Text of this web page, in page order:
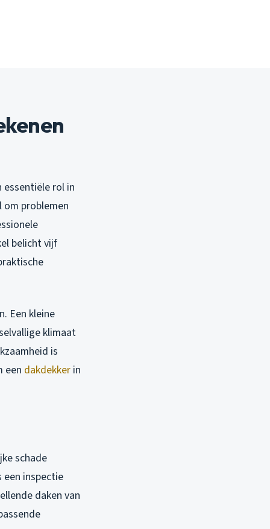
essentiële rol in
om problemen
belicht vijf
Een kleine
klimaat
is
een dakdekker in
schade
inspectie
daken van